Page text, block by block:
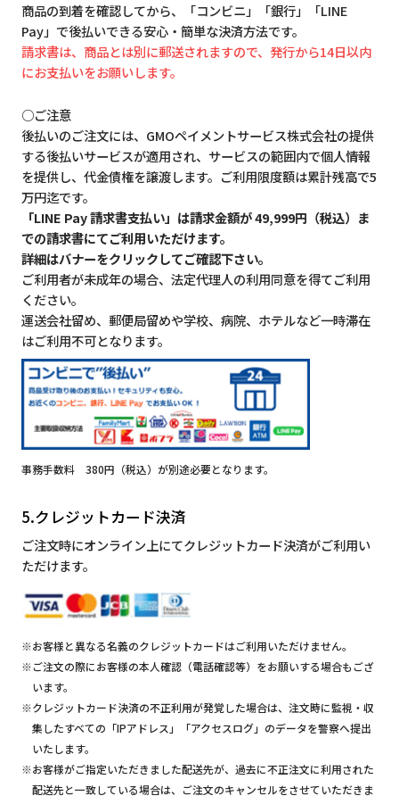
商品の到着を確認してから、「コンビニ」「銀行」「LINE
Pay」で後払いできる安心・簡単な決済方法です。
請求書は、商品とは別に郵送されますので、発行から14日以内
にお支払いをお願いします。
○ご注意
後払いのご注文には、GMOペイメントサービス株式会社の提供
する後払いサービスが適用され、サービスの範囲内で個人情報
を提供し、代金債権を譲渡します。ご利用限度額は累計残高で5
万円迄です。
「LINE Pay 請求書支払い」は請求金額が 49,999円（税込）ま
での請求書にてご利用いただけます。
詳細はバナーをクリックしてご確認下さい。
ご利用者が未成年の場合、法定代理人の利用同意を得てご利用
ください。
運送会社留め、郵便局留めや学校、病院、ホテルなど一時滞在
はご利用不可となります。
事務手数料 380円（税込）が別途必要となります。
5.クレジットカード決済
ご注文時にオンライン上にてクレジットカード決済がご利用い
ただけます。
※お客様と異なる名義のクレジットカードはご利用いただけません。
※ご注文の際にお客様の本人確認（電話確認等）をお願いする場合もござ
います。
※クレジットカード決済の不正利用が発覚した場合は、注文時に監視・収
集したすべての「IPアドレス」「アクセスログ」のデータを警察へ提出
いたします。
※お客様がご指定いただきました配送先が、過去に不正注文に利用された
配送先と一致している場合は、ご注文のキャンセルをさせていただきま